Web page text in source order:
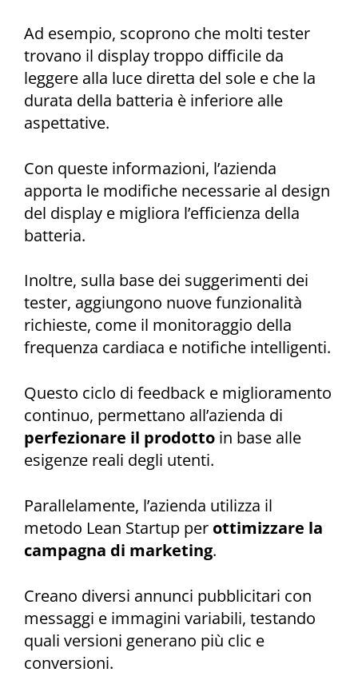
Ad esempio, scoprono che molti tester
trovano il display troppo difficile da
leggere alla luce diretta del sole e che la
durata della batteria è inferiore alle
aspettative.
Con queste informazioni, l’azienda
apporta le modifiche necessarie al design
del display e migliora l’efficienza della
batteria.
Inoltre, sulla base dei suggerimenti dei
tester, aggiungono nuove funzionalità
richieste, come il monitoraggio della
frequenza cardiaca e notifiche intelligenti.
Questo ciclo di feedback e miglioramento
continuo, permettano all’azienda di
perfezionare il prodotto in base alle
esigenze reali degli utenti.
Parallelamente, l’azienda utilizza il
metodo Lean Startup per ottimizzare la
campagna di marketing.
Creano diversi annunci pubblicitari con
messaggi e immagini variabili, testando
quali versioni generano più clic e
conversioni.